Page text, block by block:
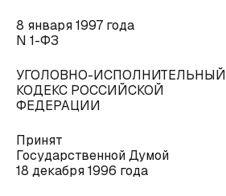
8 января 1997 года
N 1-ФЗ
УГОЛОВНО-ИСПОЛНИТЕЛЬНЫЙ
КОДЕКС РОССИЙСКОЙ
ФЕДЕРАЦИИ
Принят
Государственной Думой
18 декабря 1996 года